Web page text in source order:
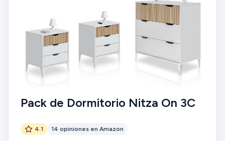
Pack de Dormitorio Nitza On 3C
4.1 14 opiniones en Amazon